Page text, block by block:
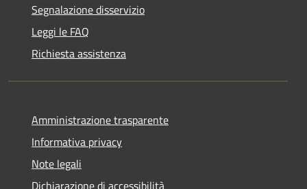
Segnalazione disservizio
Leggi le FAQ
Richiesta assistenza
Amministrazione trasparente
Informativa privacy
Note legali
Dichiarazione di accessibilità